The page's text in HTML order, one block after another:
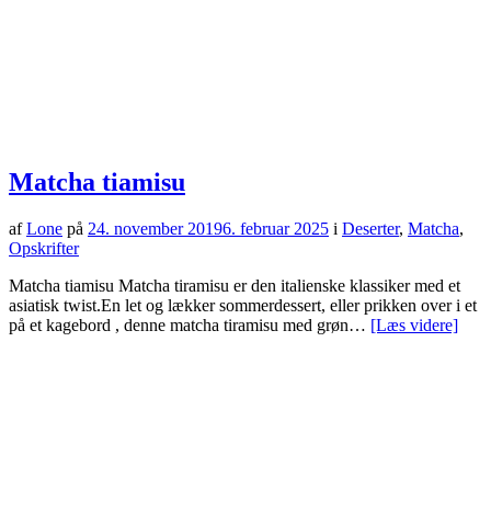
Matcha tiamisu
afLone på 24. november 20196. februar 2025 i Deserter, Matcha,
Opskrifter
Matcha tiamisu Matcha tiramisu er den italienske klassiker med et
asiatisk twist.En let og lækker sommerdessert, eller prikken over i et
på et kagebord , denne matcha tiramisu med grøn… [Læs videre]